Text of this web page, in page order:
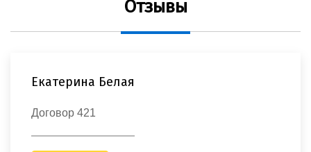
Отзывы
Екатерина Белая
Договор 421